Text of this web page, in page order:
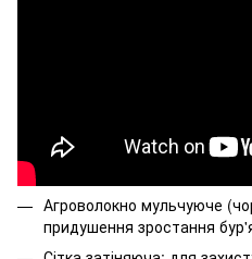
Агроволокно мульчуюче
придушення зростання